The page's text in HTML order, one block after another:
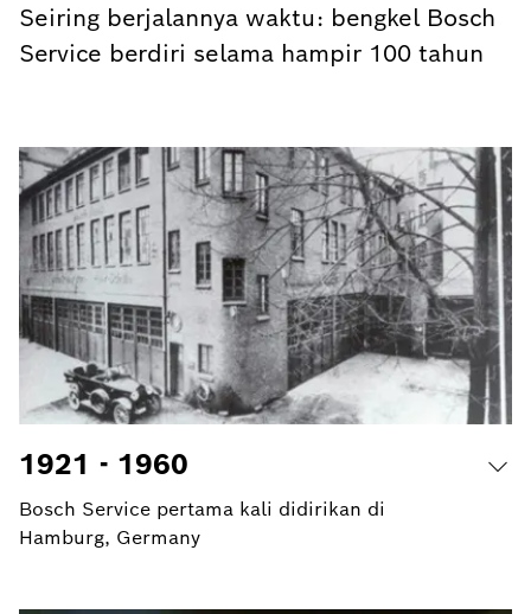
Seiring berjalannya waktu: bengkel Bosch
Service berdiri selama hampir 100 tahun
1921 - 1960
Bosch Service pertama kali didirikan di
Hamburg, Germany